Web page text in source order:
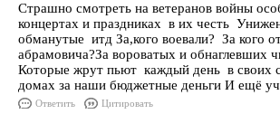
Страшно смотреть на ветеранов войны
концертах и праздниках в их честь
обманутые итд За,кого воевали? За кого
абрамовича?За вороватых и обнаглевших
Которые жрут пьют каждый день в своих
домах за наши бюджетные деньги И ещё
Ответить Цитировать